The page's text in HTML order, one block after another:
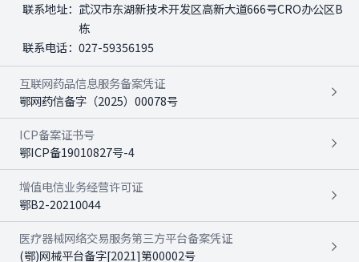
联系地址： 武汉市东湖新技术开发区高新大道666号CRO办公区B
栋
联系电话： 027-59356195
互联网药品信息服务备案凭证
鄂网药信备字（2025）00078号
ICP备案证书号
鄂ICP备19010827号-4
增值电信业务经营许可证
鄂B2-20210044
医疗器械网络交易服务第三方平台备案凭证
(鄂)网械平台备字[2021]第00002号